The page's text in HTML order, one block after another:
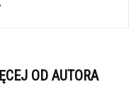
OD AUTORA